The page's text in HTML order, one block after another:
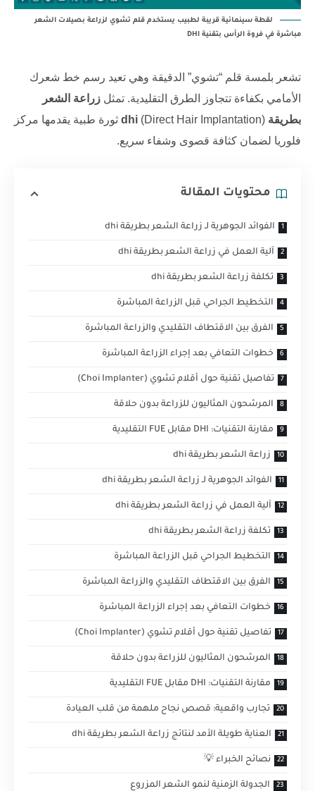
لقطة سينمائية قريبة لطبيب يستخدم قلم تشوي لزراعة بصيلات الشعر
مباشرة في فروة الرأس بتقنية DHI
تشعر بلمسة قلم “تشوي” الدقيقة وهي تعيد رسم خط شعرك
الأمامي بكفاءة تتجاوز الطرق التقليدية. تمثل زراعة الشعر
بطريقة dhi (Direct Hair Implantation) ثورة طبية يقدمها
مركز
فلوريا لضمان كثافة قصوى وشفاء سريع.
محتويات المقالة
الفوائد الجوهرية لـ زراعة الشعر بطريقة dhi
آلية العمل في زراعة الشعر بطريقة dhi
تكلفة زراعة الشعر بطريقة dhi
التخطيط الجراحي قبل الزراعة المباشرة
الفرق بين الاقتطاف التقليدي والزراعة المباشرة
خطوات التعافي بعد إجراء الزراعة المباشرة
تفاصيل تقنية حول أقلام تشوي (Choi Implanter)
المرشحون المثاليون للزراعة بدون حلاقة
مقارنة التقنيات: DHI مقابل FUE التقليدية
زراعة الشعر بطريقة dhi
الفوائد الجوهرية لـ زراعة الشعر بطريقة dhi
آلية العمل في زراعة الشعر بطريقة dhi
تكلفة زراعة الشعر بطريقة dhi
التخطيط الجراحي قبل الزراعة المباشرة
الفرق بين الاقتطاف التقليدي والزراعة المباشرة
خطوات التعافي بعد إجراء الزراعة المباشرة
تفاصيل تقنية حول أقلام تشوي (Choi Implanter)
المرشحون المثاليون للزراعة بدون حلاقة
مقارنة التقنيات: DHI مقابل FUE التقليدية
تجارب واقعية: قصص نجاح ملهمة من قلب العيادة
العناية طويلة الأمد لنتائج زراعة الشعر بطريقة dhi
نصائح الخبراء 💡
الجدولة الزمنية لنمو الشعر المزروع